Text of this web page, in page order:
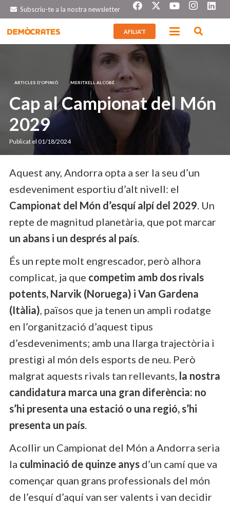
Subscriu-te a la nostra newsletter
AFILIA’T
ARTICLES D’OPINIÓ MERITXELL ALCOBÉ
Cap al Campionat del Món
2029
Publicat el 01/18/2024
Aquest any, Andorra opta a ser la seu d’un
esdeveniment esportiu d’alt nivell: el
Campionat del Món d’esquí alpí del 2029. Un
repte de magnitud planetària, que pot marcar
un abans i un després al país.
És un repte molt engrescador, però alhora
complicat, ja que competim amb dos rivals
potents, Narvik (Noruega) i Van Gardena
(Itàlia), països que ja tenen un ampli rodatge
en l’organització d’aquest tipus
d’esdeveniments; amb una llarga trajectòria i
prestigi al món dels esports de neu. Però
malgrat aquests rivals tan rellevants, la nostra
candidatura marca una gran diferència: no
s’hi presenta una estació o una regió, s’hi
presenta un país.
Acollir un Campionat del Món a Andorra seria
la culminació de quinze anys d’un camí que va
començar quan grans professionals del món
de l’esquí d’aquí van ser valents i van decidir